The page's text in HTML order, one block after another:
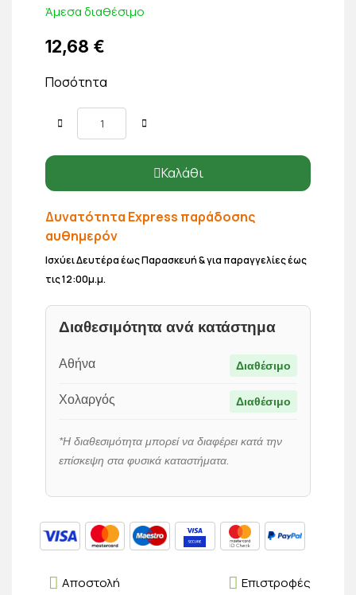
Άμεσα διαθέσιμο
12,68 €
Ποσότητα
Καλάθι
Δυνατότητα Express παράδοσης
αυθημερόν
Ισχύει Δευτέρα έως Παρασκευή & για παραγγελίες έως
τις 12:00μ.μ.
Διαθεσιμότητα ανά κατάστημα
Αθήνα Διαθέσιμο
Χολαργός Διαθέσιμο
*Η διαθεσιμότητα μπορεί να διαφέρει κατά την
επίσκεψη στα φυσικά καταστήματα.
Επιστροφές
Αποστολή